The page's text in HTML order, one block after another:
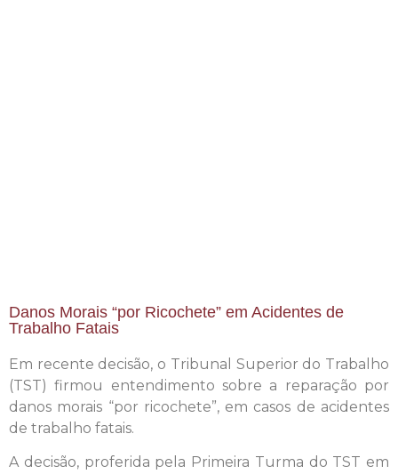
Danos Morais “por Ricochete” em Acidentes de
Trabalho Fatais
Em recente decisão, o Tribunal Superior do Trabalho
(TST) firmou entendimento sobre a reparação por
danos morais “por ricochete”, em casos de acidentes
de trabalho fatais.
A decisão, proferida pela Primeira Turma do TST em